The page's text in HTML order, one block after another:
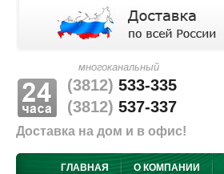
многоканальный
(3812) 533-335
(3812) 537-337
Доставка на дом и в офис!
ГЛАВНАЯ О КОМПАНИИ